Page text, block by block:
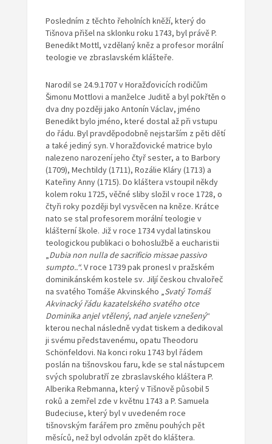
Posledním z těchto řeholních kněží, který do
Tišnova přišel na sklonku roku 1743, byl právě P.
Benedikt Mottl, vzdělaný kněz a profesor morální
teologie ve zbraslavském klášteře.
Narodil se 24.9.1707 v Horažďovicích rodičům
Šimonu Mottlovi a manželce Juditě a byl pokřtěn o
dva dny později jako Antonín Václav, jméno
Benedikt bylo jméno, které dostal až při vstupu
do řádu. Byl pravděpodobně nejstarším z pěti dětí
a také jediný syn. V horažďovické matrice bylo
nalezeno narození jeho čtyř sester, a to Barbory
(1709), Mechtildy (1711), Rozálie Kláry (1713) a
Kateřiny Anny (1715). Do kláštera vstoupil někdy
kolem roku 1725, věčné sliby složil v roce 1728, o
čtyři roky později byl vysvěcen na kněze. Krátce
nato se stal profesorem morální teologie v
klášterní škole. Již v roce 1734 vydal latinskou
teologickou publikaci o bohoslužbě a eucharistii
„Dubia non nulla de sacrificio missae passivo
sumpto..“.V roce 1739 pak pronesl v pražském
dominikánském kostele sv. Jiljí českou chvalořeč
na svatého Tomáše Akvinského „Svatý Tomáš
Akvinacký řádu kazatelského svatého otce
Dominika anjel vtělený, nad anjele vznešený“
kterou nechal následně vydat tiskem a dedikoval
ji svému představenému, opatu Theodoru
Schönfeldovi. Na konci roku 1743 byl řádem
poslán na tišnovskou faru, kde se stal nástupcem
svých spolubratří ze zbraslavského kláštera P.
Alberika Rebmanna, který v Tišnově působil 5
roků a zemřel zde v květnu 1743 a P. Samuela
Budeciuse, který byl v uvedeném roce
tišnovským farářem pro změnu pouhých pět
měsíců, než byl odvolán zpět do kláštera.